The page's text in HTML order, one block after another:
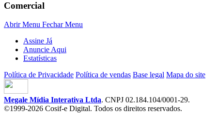
Comercial
Abrir Menu Fechar Menu
Assine Já
Anuncie Aqui
Estatísticas
Política de Privacidade Política de vendas Base legal Mapa do site
Megale Mídia Interativa Ltda. CNPJ 02.184.104/0001-29.
©1999-2026 Cosif-e Digital. Todos os direitos reservados.